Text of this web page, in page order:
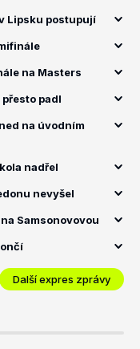
Lipsku postupují
na Masters
padl
na úvodním
nadřel
nevyšel
Samsonovovou
Další expres zprávy